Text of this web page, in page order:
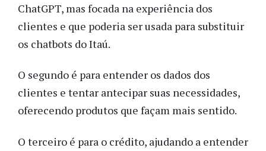
ChatGPT, mas focada na experiência dos
clientes e que poderia ser usada para substituir
os chatbots do Itaú.
O segundo é para entender os dados dos
clientes e tentar antecipar suas necessidades,
oferecendo produtos que façam mais sentido.
O terceiro é para o crédito, ajudando a entender